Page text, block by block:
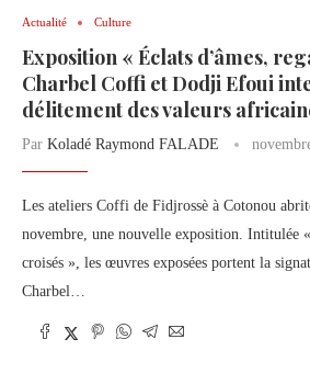
Actualité Culture
Exposition « Éclats d’âmes,
Charbel Coffi et Dodji Efoui
délitement des valeurs
Par Koladé Raymond FALADE
Les ateliers Coffi de Fidjrossè à Cotonou
novembre, une nouvelle exposition. Intitulée
croisés », les œuvres exposées portent la
Charbel…